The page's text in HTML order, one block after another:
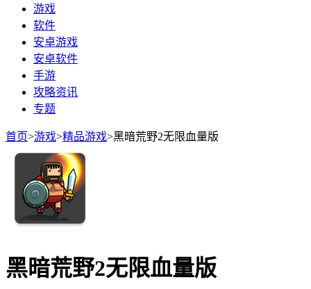
游戏
软件
安卓游戏
安卓软件
手游
攻略资讯
专题
首页>游戏>精品游戏>黑暗荒野2无限血量版
黑暗荒野2无限血量版